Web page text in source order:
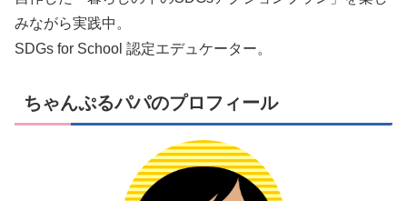
みながら実践中。
SDGs for School 認定エデュケーター。
ちゃんぷるパパのプロフィール